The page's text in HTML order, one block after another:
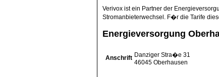
Verivox ist ein Partner der
Stromanbieterwechsel. F�r die Tarife
Energieversorgung
Anschrift Danziger Stra�e 31
46045 Oberhausen